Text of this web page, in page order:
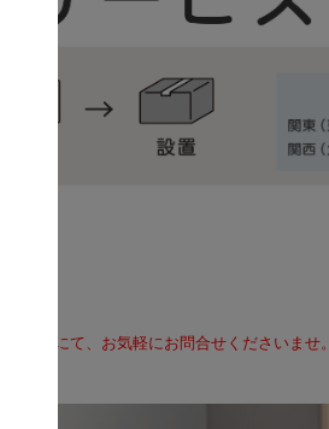
ールにて、お気軽にお問合せくださいませ。